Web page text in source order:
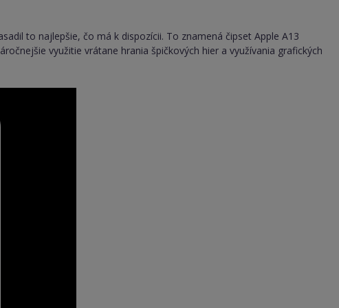
to najlepšie, čo má k dispozícii. To znamená čipset Apple A13
využitie vrátane hrania špičkových hier a využívania grafických